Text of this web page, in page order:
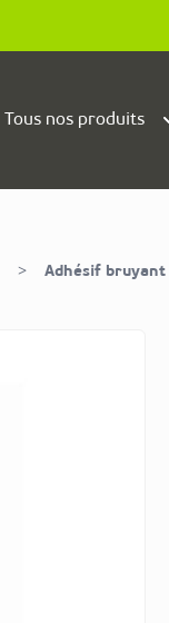
Tous nos produits
> Adhésif